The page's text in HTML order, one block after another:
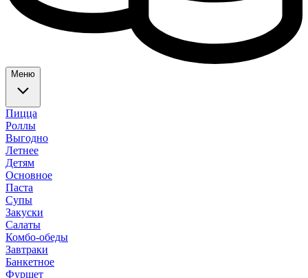
Меню
Пицца
Роллы
Выгодно
Летнее
Детям
Основное
Паста
Супы
Закуски
Салаты
Комбо-обеды
Завтраки
Банкетное
Фуршет